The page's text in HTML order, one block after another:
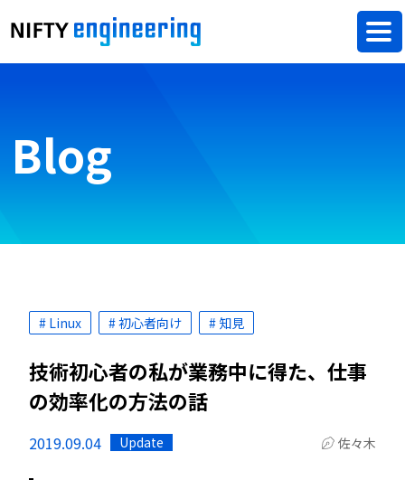
Blog
# Linux # 初心者向け # 知見
技術初心者の私が業務中に得た、仕事
の効率化の方法の話
2019.09.04 Update 佐々木